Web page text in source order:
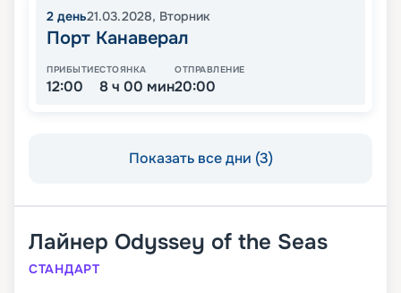
2 день21.03.2028, Вторник
Порт Канаверал
ПРИБЫТИЕ
12:00
СТОЯНКА
8 ч 00 мин
ОТПРАВЛЕНИЕ
20:00
Показать все дни (3)
Лайнер Odyssey of the Seas
СТАНДАРТ